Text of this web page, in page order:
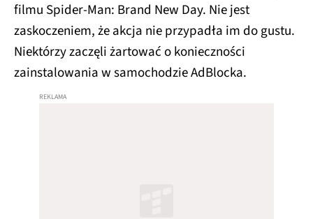
filmu Spider-Man: Brand New Day. Nie jest
zaskoczeniem, że akcja nie przypadła im do gustu.
Niektórzy zaczęli żartować o konieczności
zainstalowania w samochodzie AdBlocka.